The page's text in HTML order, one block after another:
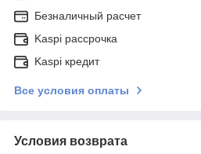
Безналичный расчет
Kaspi рассрочка
Kaspi кредит
Все условия оплаты
Условия возврата